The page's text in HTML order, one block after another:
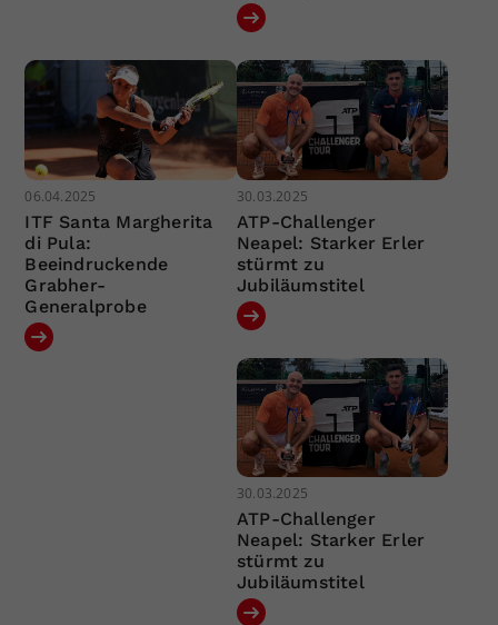
06.04.2025
ITF Santa Margherita
di Pula:
Beeindruckende
Grabher-
Generalprobe
30.03.2025
ATP-Challenger
Neapel: Starker Erler
stürmt zu
Jubiläumstitel
30.03.2025
ATP-Challenger
Neapel: Starker Erler
stürmt zu
Jubiläumstitel